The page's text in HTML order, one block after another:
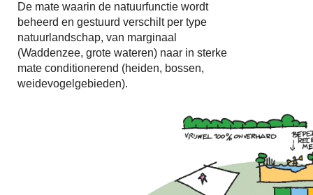
De mate waarin de natuurfunctie wordt
beheerd en gestuurd verschilt per type
natuurlandschap, van marginaal
(Waddenzee, grote wateren) naar in sterke
mate conditionerend (heiden, bossen,
weidevogelgebieden).